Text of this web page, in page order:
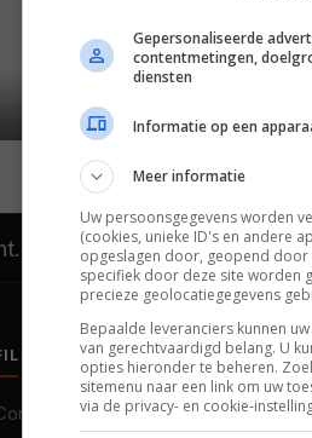
Gepersonaliseerde
contentmetingen,
diensten
Informatie op een
Meer informatie
Uw persoonsgegevens worden
(cookies, unieke ID's en andere
opgeslagen door, geopend
specifiek door deze site worden
precieze geolocatiegegevens
Bepaalde leveranciers kunnen
van gerechtvaardigd belang. U
opties hieronder te beheren.
sitemenu naar een link om uw
via de privacy- en cookie-